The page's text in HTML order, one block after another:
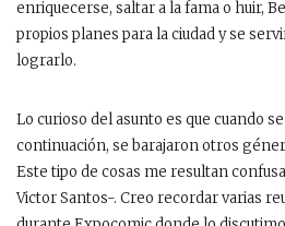
enriquecerse, saltar a la fama o huir,
propios planes para la ciudad y se
lograrlo.
Lo curioso del asunto es que cuando
continuación, se barajaron otros
Este tipo de cosas me resultan
Victor Santos-. Creo recordar varias